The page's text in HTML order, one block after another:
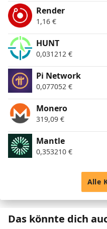
Render
1,16 €
HUNT
0,031212 €
Pi Network
0,077052 €
Monero
319,09 €
Mantle
0,353210 €
Alle
Das könnte dich